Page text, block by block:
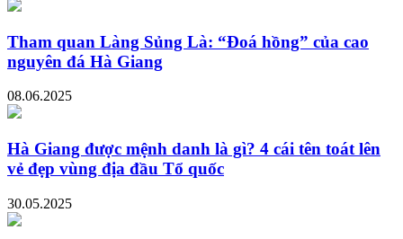
Tham quan Làng Sủng Là: “Đoá hồng” của cao
nguyên đá Hà Giang
08.06.2025
Hà Giang được mệnh danh là gì? 4 cái tên toát lên
vẻ đẹp vùng địa đầu Tổ quốc
30.05.2025